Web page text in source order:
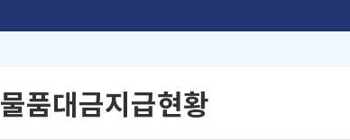
물품대금지급현황